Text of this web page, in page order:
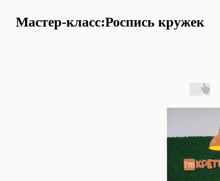
Мастер-класс:Роспись кружек